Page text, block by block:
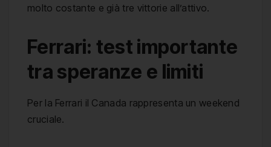
molto costante e già tre vittorie all’attivo.
Ferrari: test importante
tra speranze e limiti
Per la Ferrari il Canada rappresenta un weekend
cruciale.